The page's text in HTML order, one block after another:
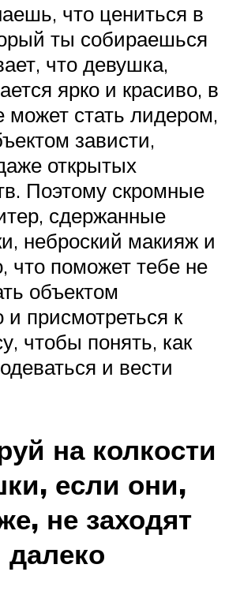
что цениться в
ты собираешься
что девушка,
ярко и красиво, в
может стать лидером,
зависти,
открытых
Поэтому скромные
сдержанные
неброский макияж и
что поможет тебе не
объектом
присмотреться к
чтобы понять, как
и вести
на колкости
если они,
не заходят